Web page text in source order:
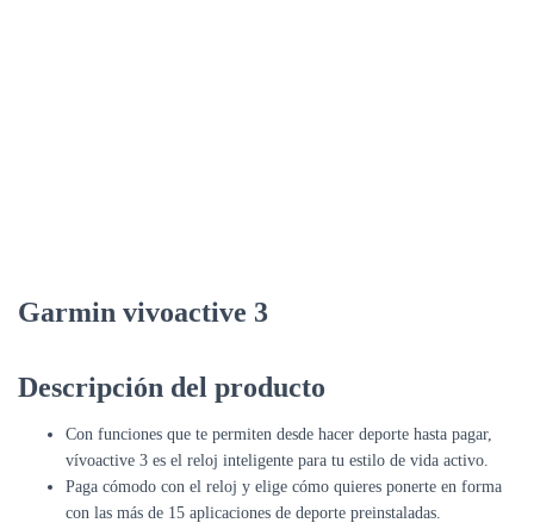
Garmin vivoactive 3
Descripción del producto
Con funciones que te permiten desde hacer deporte hasta pagar,
vívoactive 3 es el reloj inteligente para tu estilo de vida activo.
Paga cómodo con el reloj y elige cómo quieres ponerte en forma
con las más de 15 aplicaciones de deporte preinstaladas.